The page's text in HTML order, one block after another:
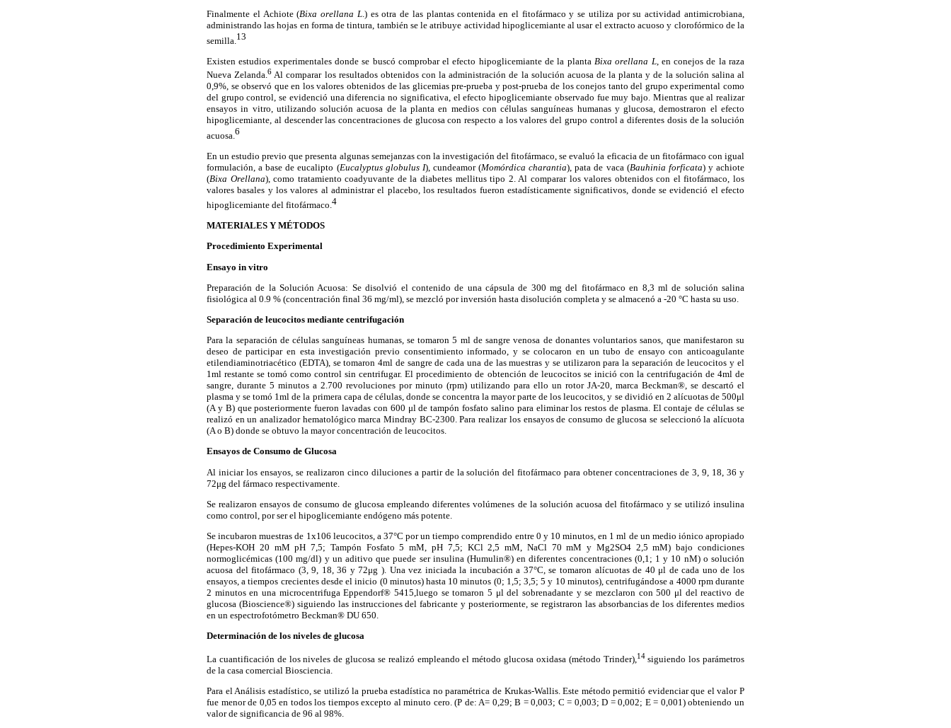
Finalmente el Achiote (Bixa orellana L.) es otra de las plantas contenida en el fitofármaco y se utiliza por su actividad antimicrobiana,
administrando las hojas en forma de tintura, también se le atribuye actividad hipoglicemiante al usar el extracto acuoso y clorofórmico de la
semilla. 13
Existen estudios experimentales donde se buscó comprobar el efecto hipoglicemiante de la planta Bixa orellana L, en conejos de la raza
Nueva Zelanda.6 Al comparar los resultados obtenidos con la administración de la solución acuosa de la planta y de la solución salina al
0,9%, se observó que en los valores obtenidos de las glicemias pre-prueba y post-prueba de los conejos tanto del grupo experimental como
del grupo control, se evidenció una diferencia no significativa, el efecto hipoglicemiante observado fue muy bajo. Mientras que al realizar
ensayos in vitro, utilizando solución acuosa de la planta en medios con células sanguíneas humanas y glucosa, demostraron el efecto
hipoglicemiante, al descender las concentraciones de glucosa con respecto a los valores del grupo control a diferentes dosis de la solución
acuosa. 6
En un estudio previo que presenta algunas semejanzas con la investigación del fitofármaco, se evaluó la eficacia de un fitofármaco con igual
formulación, a base de eucalipto (Eucalyptus globulus I), cundeamor (Momórdica charantia), pata de vaca (Bauhinia forficata) y achiote
(Bixa Orellana), como tratamiento coadyuvante de la diabetes mellitus tipo 2. Al comparar los valores obtenidos con el fitofármaco, los
valores basales y los valores al administrar el placebo, los resultados fueron estadísticamente significativos, donde se evidenció el efecto
hipoglicemiante del fitofármaco.4
MATERIALES Y MÉTODOS
Procedimiento Experimental
Ensayo in vitro
Preparación de la Solución Acuosa: Se disolvió el contenido de una cápsula de 300 mg del fitofármaco en 8,3 ml de solución salina
fisiológica al 0.9 % (concentración final 36 mg/ml), se mezcló por inversión hasta disolución completa y se almacenó a -20 °C hasta su uso.
Separación de leucocitos mediante centrifugación
Para la separación de células sanguíneas humanas, se tomaron 5 ml de sangre venosa de donantes voluntarios sanos, que manifestaron su
deseo de participar en esta investigación previo consentimiento informado, y se colocaron en un tubo de ensayo con anticoagulante
etilendiaminotriacético (EDTA), se tomaron 4ml de sangre de cada una de las muestras y se utilizaron para la separación de leucocitos y el
1ml restante se tomó como control sin centrifugar. El procedimiento de obtención de leucocitos se inició con la centrifugación de 4ml de
sangre, durante 5 minutos a 2.700 revoluciones por minuto (rpm) utilizando para ello un rotor JA-20, marca Beckman®, se descartó el
plasma y se tomó 1ml de la primera capa de células, donde se concentra la mayor parte de los leucocitos, y se dividió en 2 alícuotas de 500μl
(A y B) que posteriormente fueron lavadas con 600 μl de tampón fosfato salino para eliminar los restos de plasma. El contaje de células se
realizó en un analizador hematológico marca Mindray BC-2300. Para realizar los ensayos de consumo de glucosa se seleccionó la alícuota
(A o B) donde se obtuvo la mayor concentración de leucocitos.
Ensayos de Consumo de Glucosa
Al iniciar los ensayos, se realizaron cinco diluciones a partir de la solución del fitofármaco para obtener concentraciones de 3, 9, 18, 36 y
72μg del fármaco respectivamente.
Se realizaron ensayos de consumo de glucosa empleando diferentes volúmenes de la solución acuosa del fitofármaco y se utilizó insulina
como control, por ser el hipoglicemiante endógeno más potente.
Se incubaron muestras de 1x106 leucocitos, a 37°C por un tiempo comprendido entre 0 y 10 minutos, en 1 ml de un medio iónico apropiado
(Hepes-KOH 20 mM pH 7,5; Tampón Fosfato 5 mM, pH 7,5; KCl 2,5 mM, NaCl 70 mM y Mg2SO4 2,5 mM) bajo condiciones
normoglicémicas (100 mg/dl) y un aditivo que puede ser insulina (Humulin®) en diferentes concentraciones (0,1; 1 y 10 nM) o solución
acuosa del fitofármaco (3, 9, 18, 36 y 72μg ). Una vez iniciada la incubación a 37°C, se tomaron alícuotas de 40 μl de cada uno de los
ensayos, a tiempos crecientes desde el inicio (0 minutos) hasta 10 minutos (0; 1,5; 3,5; 5 y 10 minutos), centrifugándose a 4000 rpm durante
2 minutos en una microcentrifuga Eppendorf® 5415,luego se tomaron 5 μl del sobrenadante y se mezclaron con 500 μl del reactivo de
glucosa (Bioscience®) siguiendo las instrucciones del fabricante y posteriormente, se registraron las absorbancias de los diferentes medios
en un espectrofotómetro Beckman® DU 650.
Determinación de los niveles de glucosa
La cuantificación de los niveles de glucosa se realizó empleando el método glucosa oxidasa (método Trinder), 14siguiendo los parámetros
de la casa comercial Biosciencia.
Para el Análisis estadístico, se utilizó la prueba estadística no paramétrica de Krukas-Wallis. Este método permitió evidenciar que el valor P
fue menor de 0,05 en todos los tiempos excepto al minuto cero. (P de: A= 0,29; B = 0,003; C = 0,003; D = 0,002; E = 0,001) obteniendo un
valor de significancia de 96 al 98%.